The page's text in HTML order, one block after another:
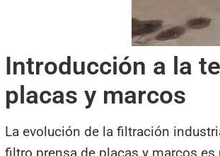
Introducción a la
placas y marcos
La evolución de la filtración